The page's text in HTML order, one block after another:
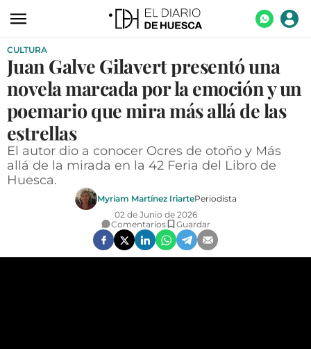
ACTUALIDAD
ECONOMÍA
TURISMO
AGROALIMENTACIÓN
DEPORTES
OPINIÓN
CULTURA
Juan Galve Gilavert presentó una
novela marcada por la emoción y un
poemario que mira más allá de las
estrellas
El autor dio a conocer Ocres de otoño y Más
allá de la mirada en la 42 Feria del Libro de
Huesca.
Myriam Martínez IriartePeriodista
02 de Junio de 2026
Comentarios
Guardar